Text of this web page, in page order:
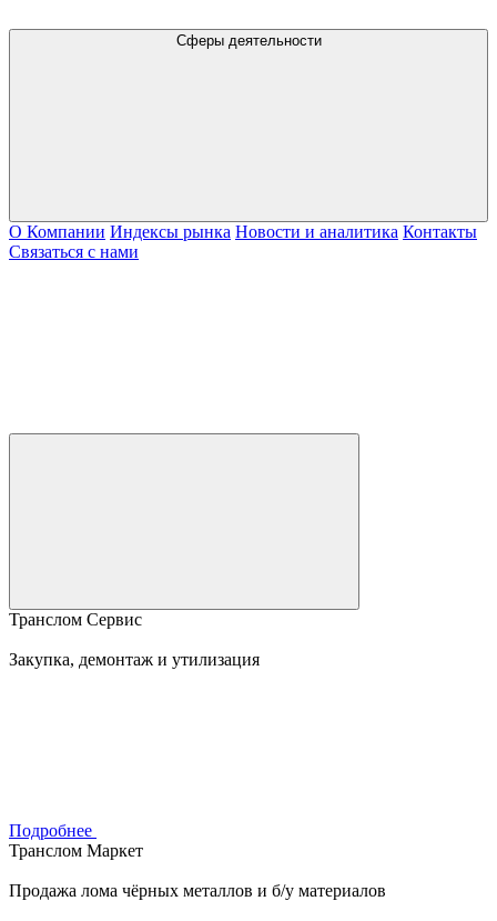
Сферы деятельности
О Компании Индексы рынка Новости и аналитика Контакты
Связаться с нами
Транслом Сервис
Закупка, демонтаж и утилизация
Подробнее
Транслом Маркет
Продажа лома чёрных металлов и б/у материалов